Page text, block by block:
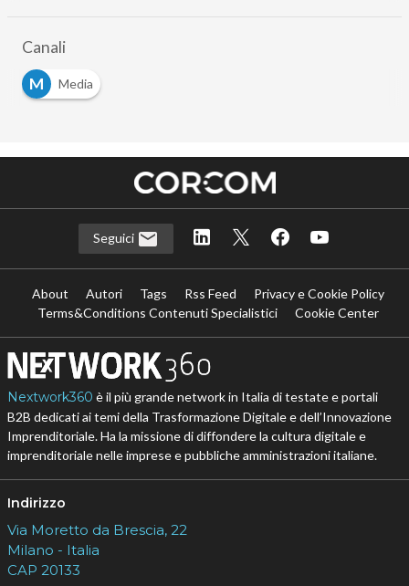
Canali
M
Media
Seguici
About Autori Tags Rss Feed
Privacy e Cookie Policy
Terms&Conditions Contenuti Specialistici
Cookie Center
Nextwork360 è il più grande network in Italia di testate e portali
B2B dedicati ai temi della Trasformazione Digitale e dell’Innovazione
Imprenditoriale. Ha la missione di diffondere la cultura digitale e
imprenditoriale nelle imprese e pubbliche amministrazioni italiane.
Indirizzo
Via Moretto da Brescia, 22
Milano - Italia
CAP 20133